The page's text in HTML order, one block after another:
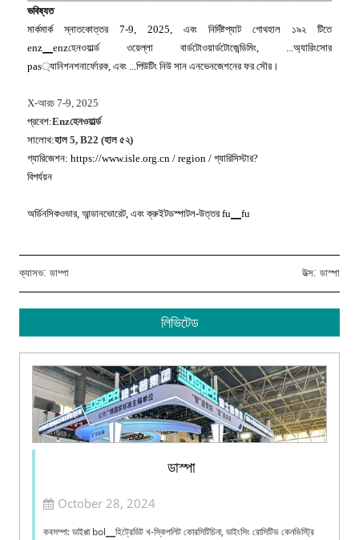
ভবিষ্যত
মার্কমার্ক স্নাতকোত্তর 7-9, 2025, এবং নির্দিষ্টপ্যাট গোথহাল ১৯২ টিতে
enz▁enzহেনওয়ার্ল্ড ওয়েল্লা বার্ডটোওয়ার্ডটোজেন্ডিমিং, ...অ্যারিংসোর
pas্যানিশনশনার্ফোরক, এবং ...পিউটিং নিউ সান এনভেনজেশনের ফর সৌর।
X-আরচ 7-9, 2025
প্রবেশ:Enzহেনওয়ার্ল্ড
সালোথ:হাল 5, B22 (হাল ৫২)
গ্যারিজেশন: https://www.isle.org.cn / region / গ্যারিসিস্টার?
বিপর্যয়ন
অর্ডিনসিকওভার, আন্ডানভোরেট, এবং ক্রুইটডস্পাটল-উত্তর fu▁fu
ক্যাসভ:ডাম্পা উত্স: ডাস্পা
লিভিটেড
ডাস্পা
October 28, 2024
কবসম্পা: ডাইপ্পা bol▁হিট্রেডিট খ-স্কিপলিট কোরসিটিচিনা, ডাইংসিং রোসিটিভ কেনভিস্ট্রি